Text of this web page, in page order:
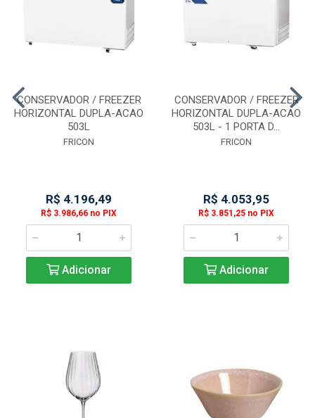
CONSERVADOR / FREEZER
HORIZONTAL DUPLA-ACAO
503L
FRICON
R$ 4.196,49
R$ 3.986,66 no PIX
Adicionar
CONSERVADOR / FREEZER
HORIZONTAL DUPLA-ACAO
503L - 1 PORTA D...
FRICON
R$ 4.053,95
R$ 3.851,25 no PIX
Adicionar